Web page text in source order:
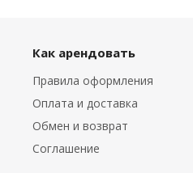
Как арендовать
Правила оформления
Оплата и доставка
Обмен и возврат
Соглашение